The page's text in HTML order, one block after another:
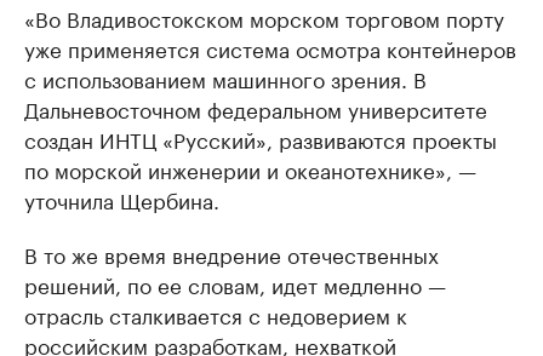
«Во Владивостокском морском торговом порту
уже применяется система осмотра контейнеров
с использованием машинного зрения. В
Дальневосточном федеральном университете
создан ИНТЦ «Русский», развиваются проекты
по морской инженерии и океанотехнике», —
уточнила Щербина.
В то же время внедрение отечественных
решений, по ее словам, идет медленно —
отрасль сталкивается с недоверием к
российским разработкам, нехваткой